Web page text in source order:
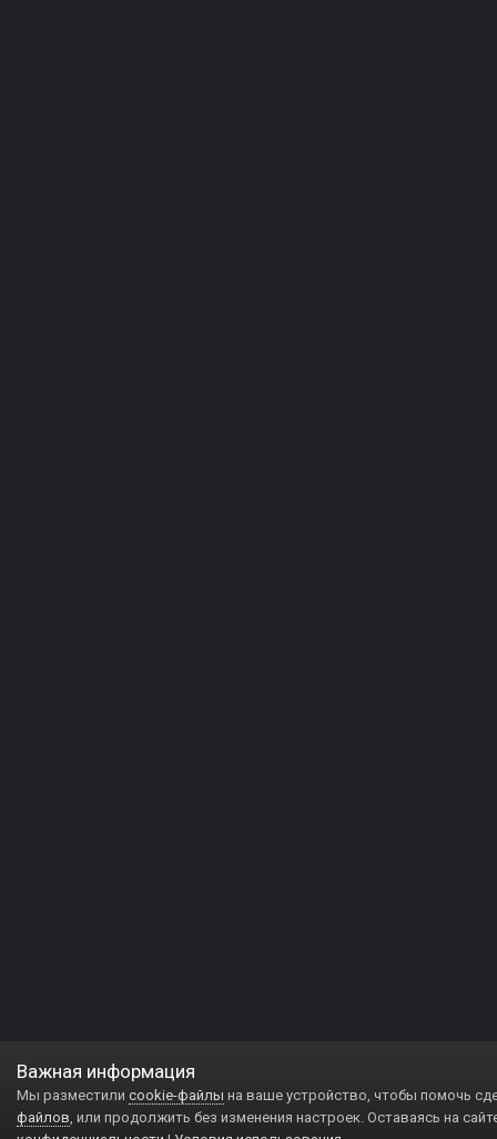
Важная информация
Мы разместили cookie-файлы на ваше устройство, чтобы помочь
файлов, или продолжить без изменения настроек. Оставаясь на